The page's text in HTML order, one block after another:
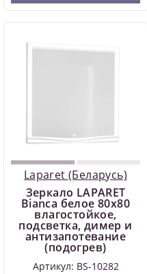
Laparet (Беларусь)
Зеркало LAPARET
Bianca белое 80х80
влагостойкое,
подсветка, димер и
антизапотевание
(подогрев)
Артикул: BS-10282